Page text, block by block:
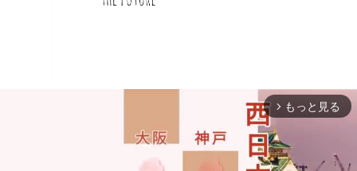
arrow_forward_ios もっと見る